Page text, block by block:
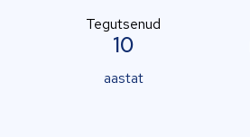
Tegutsenud
10
aastat